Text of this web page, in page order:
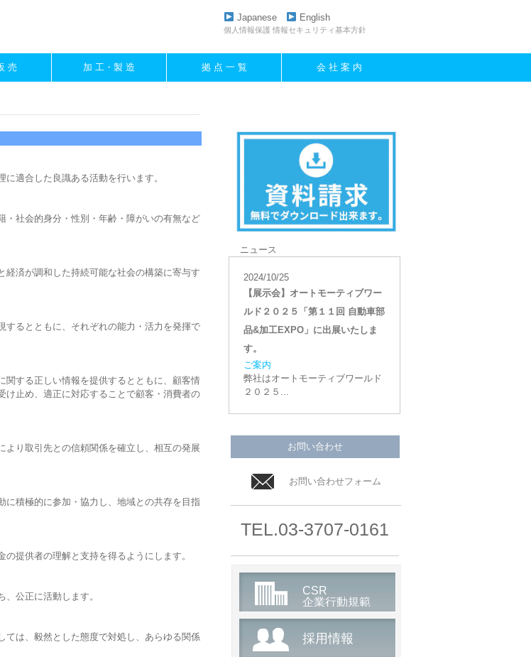
Japanese English
個人情報保護 情報セキュリティ基本方針
売 加 工・製 造 拠 点 一 覧 会 社 案 内
適合した良識ある活動を行います。
社会的身分・性別・年齢・障がいの有無など
済が調和した持続可能な社会の構築に寄与す
るとともに、それぞれの能力・活力を発揮で
する正しい情報を提供するとともに、顧客情
け止め、適正に対応することで顧客・消費者の
り取引先との信頼関係を確立し、相互の発展
積極的に参加・協力し、地域との共存を目指
提供者の理解と支持を得るようにします。
公正に活動します。
は、毅然とした態度で対処し、あらゆる関係
ニュース
2024/10/25
【展示会】オートモーティブワー
ルド２０２５「第１１回 自動車部
品&加工EXPO」に出展いたしま
す。
ご案内
弊社はオートモーティブワールド
２０２５...
【展示会】SEMICON Japan 2024
に出展いたします。
弊社はSEMICON Japan 202...
2023/12/27
【展示会】オートモーティブワー
す。
弊社はオートモーティブワールド
2022/12/26
お問い合わせ
お問い合わせフォーム
TEL.03-3707-0161
CSR
企業行動規範
採用情報